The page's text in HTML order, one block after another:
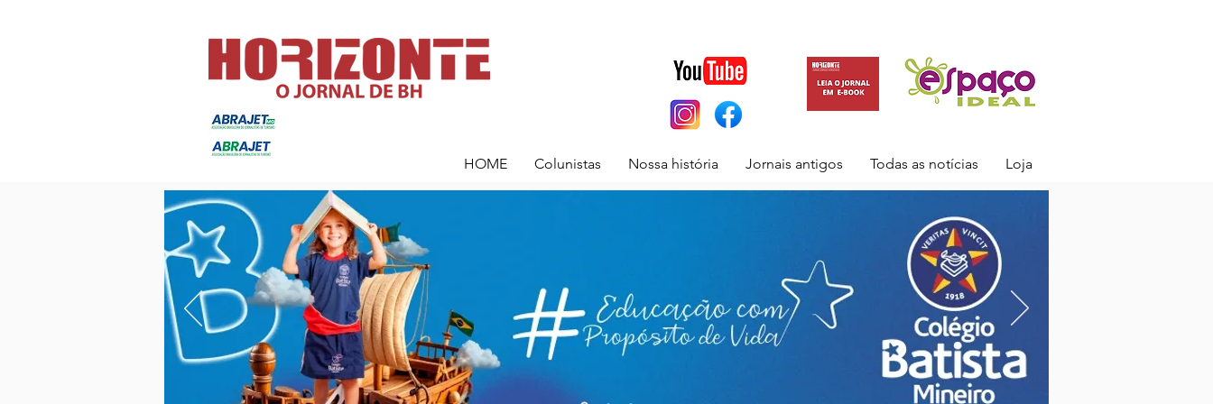
HOME Colunistas Nossa história Jornais antigos Todas as notícias Loja